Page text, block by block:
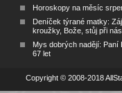
Horoskopy na měsíc
Deníček týrané matky:
kroužky, Bože, stůj při nás
Mys dobrých nadějí: Paní
67 let
Copyright © 2008-2018